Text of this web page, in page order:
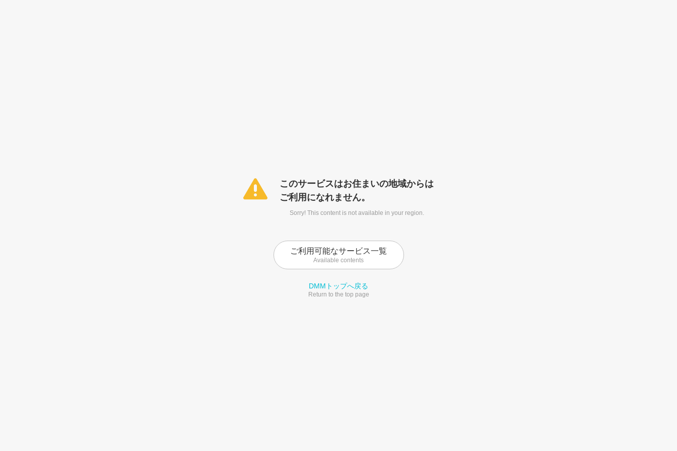
このサービスはお住まいの地域からは
ご利用になれません。
Sorry! This content is not available in your region.
ご利用可能なサービス一覧
Available contents
DMMトップへ戻る
Return to the top page